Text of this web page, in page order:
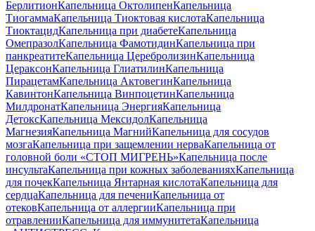
БерлитионКапельница ОктолипенКапельница
ТиогаммаКапельница Тиоктовая кислотаКапельница
ТиоктацидКапельница при диабетеКапельница
ОмепразолКапельница ФамотидинКапельница при
панкреатитеКапельница ЦеребролизинКапельница
ЦераксонКапельница ГлиатилинКапельница
ПирацетамКапельница АктовегинКапельница
КавинтонКапельница ВинпоцетинКапельница
МилдронатКапельница ЭнергияКапельница
ДетоксКапельница МексидолКапельница
МагнезияКапельница МагнийКапельница для сосудов
мозгаКапельница при защемлении нерваКапельница от
головной боли «СТОП МИГРЕНЬ»Капельница после
инсультаКапельница при кожных заболеванияхКапельница
для почекКапельница Янтарная кислотаКапельница для
сердцаКапельница для печениКапельница от
отековКапельница от аллергииКапельница при
отравленииКапельница для иммунитетаКапельница